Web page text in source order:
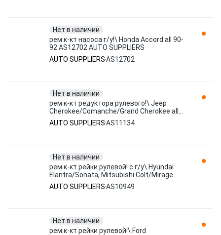
Нет в наличии
рем.к-кт насоса г/у!\ Honda Accord all 90-
92 AS12702 AUTO SUPPLIERS
AUTO SUPPLIERSAS12702
Нет в наличии
рем.к-кт редуктора рулевого!\ Jeep
Cherokee/Comanche/Grand Cherokee all
79-95 AS11134 AUTO SUPPLIERS
AUTO SUPPLIERSAS11134
Нет в наличии
рем.к-кт рейки рулевой! с г/у\ Hyundai
Elantra/Sonata, Mitsubishi Colt/Mirage
AS10949 AUTO SUPPLIERS
AUTO SUPPLIERSAS10949
Нет в наличии
рем.к-кт рейки рулевой!\ Ford